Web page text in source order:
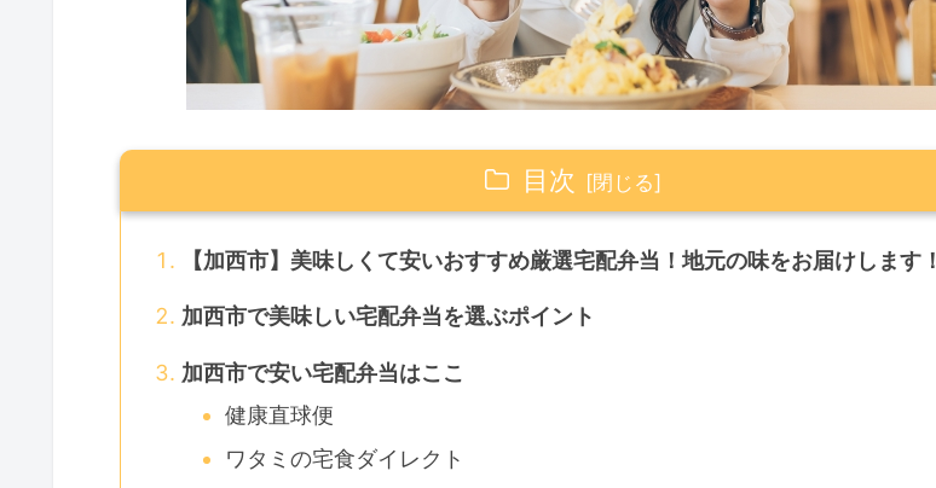
目次
【加西市】美味しくて安いおすすめ厳選宅配弁当！地元の味をお届けします！
加西市で美味しい宅配弁当を選ぶポイント
加西市で安い宅配弁当はここ
健康直球便
ワタミの宅食ダイレクト